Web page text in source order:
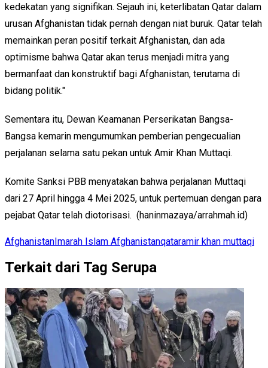
kedekatan yang signifikan. Sejauh ini, keterlibatan Qatar dalam
urusan Afghanistan tidak pernah dengan niat buruk. Qatar telah
memainkan peran positif terkait Afghanistan, dan ada
optimisme bahwa Qatar akan terus menjadi mitra yang
bermanfaat dan konstruktif bagi Afghanistan, terutama di
bidang politik."
Sementara itu, Dewan Keamanan Perserikatan Bangsa-
Bangsa kemarin mengumumkan pemberian pengecualian
perjalanan selama satu pekan untuk Amir Khan Muttaqi.
Komite Sanksi PBB menyatakan bahwa perjalanan Muttaqi
dari 27 April hingga 4 Mei 2025, untuk pertemuan dengan para
pejabat Qatar telah diotorisasi. (haninmazaya/arrahmah.id)
AfghanistanImarah Islam Afghanistanqataramir khan muttaqi
Terkait dari Tag Serupa